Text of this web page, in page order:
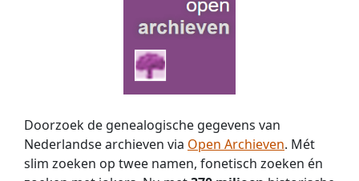
Doorzoek de genealogische gegevens van
Nederlandse archieven via Open Archieven. Mét
slim zoeken op twee namen, fonetisch zoeken én